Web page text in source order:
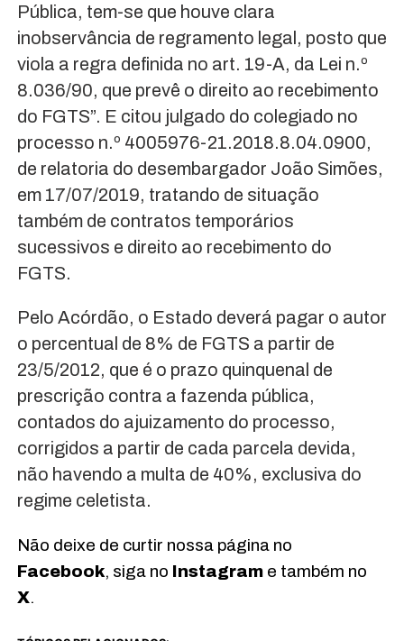
Pública, tem-se que houve clara
inobservância de regramento legal, posto que
viola a regra definida no art. 19-A, da Lei n.º
8.036/90, que prevê o direito ao recebimento
do FGTS”. E citou julgado do colegiado no
processo n.º 4005976-21.2018.8.04.0900,
de relatoria do desembargador João Simões,
em 17/07/2019, tratando de situação
também de contratos temporários
sucessivos e direito ao recebimento do
FGTS.
Pelo Acórdão, o Estado deverá pagar o autor
o percentual de 8% de FGTS a partir de
23/5/2012, que é o prazo quinquenal de
prescrição contra a fazenda pública,
contados do ajuizamento do processo,
corrigidos a partir de cada parcela devida,
não havendo a multa de 40%, exclusiva do
regime celetista.
Não deixe de curtir nossa página no
Facebook, siga no Instagrame também no
X.